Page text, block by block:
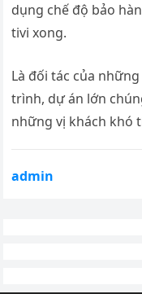
dụng chế độ bảo
tivi xong.
Là đối tác của
trình, dự án lớn
những vị khách khó
admin